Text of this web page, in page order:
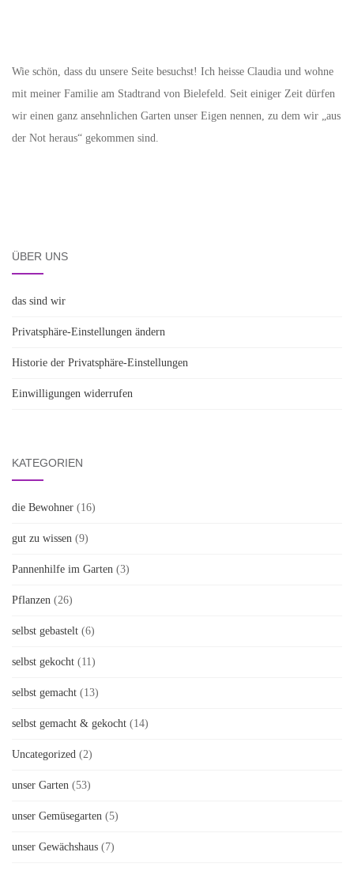
Wie schön, dass du unsere Seite besuchst! Ich heisse Claudia und wohne
mit meiner Familie am Stadtrand von Bielefeld. Seit einiger Zeit dürfen
wir einen ganz ansehnlichen Garten unser Eigen nennen, zu dem wir „aus
der Not heraus“ gekommen sind.
ÜBER UNS
das sind wir
Privatsphäre-Einstellungen ändern
Historie der Privatsphäre-Einstellungen
Einwilligungen widerrufen
KATEGORIEN
die Bewohner (16)
gut zu wissen (9)
Pannenhilfe im Garten (3)
Pflanzen (26)
selbst gebastelt (6)
selbst gekocht (11)
selbst gemacht (13)
selbst gemacht & gekocht (14)
Uncategorized (2)
unser Garten (53)
unser Gemüsegarten (5)
unser Gewächshaus (7)